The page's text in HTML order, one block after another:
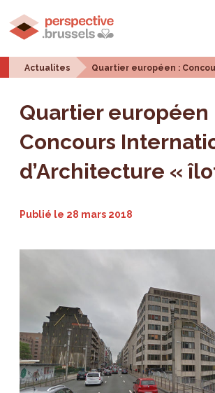
Actualites Quartier européen :
Quartier européen
Concours
d’Architecture «
Publié le 28 mars 2018